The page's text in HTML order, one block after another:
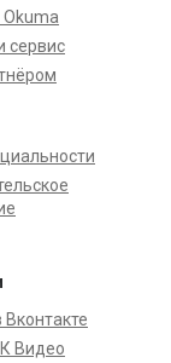
сервис
Видео